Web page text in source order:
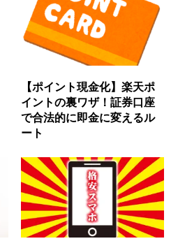
【ポイント現金化】楽天ポ
イントの裏ワザ！証券口座
で合法的に即金に変えるル
ート